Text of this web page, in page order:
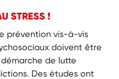
STRESS !
prévention vis-à-vis
doivent être
de lutte
Des études ont